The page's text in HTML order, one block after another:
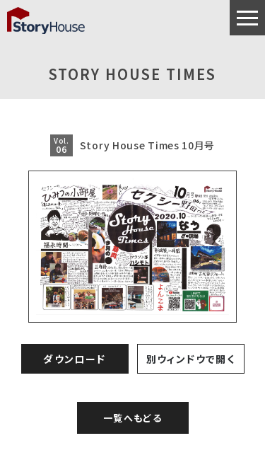
STORY HOUSE TIMES
Vol.
06 Story House Times 10月号
ダウンロード 別ウィンドウで開く
一覧へもどる